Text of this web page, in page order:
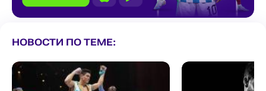
НОВОСТИ ПО ТЕМЕ: